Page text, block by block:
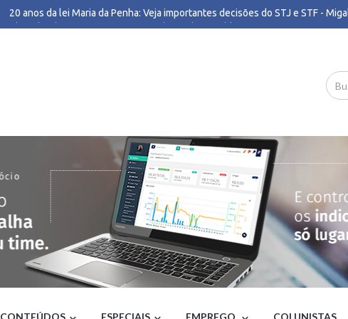
20 anos da lei Maria da Penha: Veja importantes decisões do STJ e STF -
Cleitinho deve se reunir com presidente do Republicanos nesta sexta em SP
Promessa quebrada e traição fizeram federação União/PP abandonar
Governo do RJ decreta ponto facultativo a partir das 13h por previsão de
‘Nosso ganha-pão’: funcionário lamenta incêndio em fábrica da Suggar em BH
Impasse no Senado dos EUA adia votação de indicado para embaixada no
Patrimônio de Romeu Zema cresce R$ 49,1 milhões em 4 anos - Poder360
Pesquisa Correio/Opinião: Flávio e Lula empatam no 1º turno no DF - Correio
Braziliense
Gilmar cobra Lindbergh por acusação de estupro contra vice de Flávio -
Adolescentes suspeitos de matar vereador Edinho são apreendidos em
De pilotos ao dono da Voepass: entenda cadeia de responsabilidades que